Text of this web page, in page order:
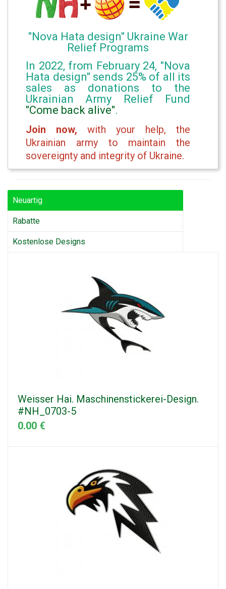
"Nova Hata design" Ukraine War
Relief Programs
In 2022, from February 24, "Nova
Hata design" sends 25% of all its
sales as donations to the
Ukrainian Army Relief Fund
"Come back alive".
Join now, with your help, the
Ukrainian army to maintain the
sovereignty and integrity of Ukraine.
Neuartig
Rabatte
Kostenlose Designs
Weisser Hai. Maschinenstickerei-Design.
#NH_0703-5
0.00 €